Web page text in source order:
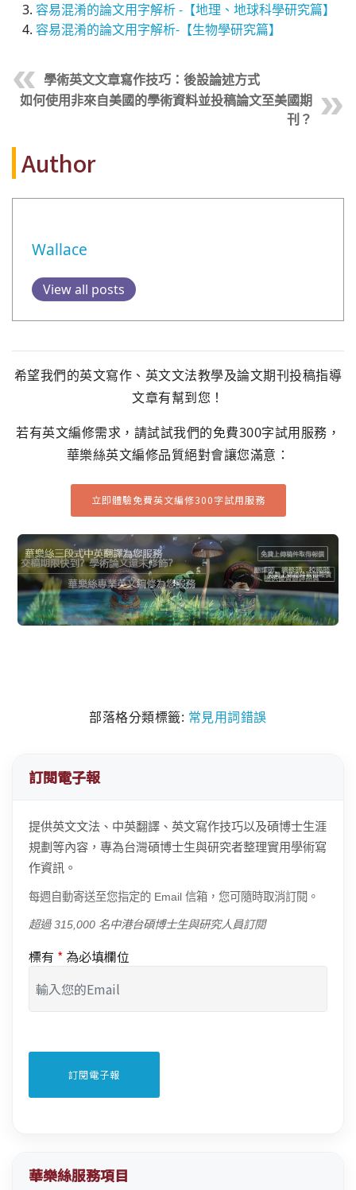
容易混淆的論文用字解析 -【地理、地球科學研究篇】
容易混淆的論文用字解析-【生物學研究篇】
學術英文文章寫作技巧：後設論述方式
如何使用非來自美國的學術資料並投稿論文至美國期
刊？
Author
Wallace
View all posts
希望我們的英文寫作、英文文法教學及論文期刊投稿指導
文章有幫到您！
若有英文編修需求，請試試我們的免費300字試用服務，
華樂絲英文編修品質絕對會讓您滿意：
立即體驗免費英文編修300字試用服務
部落格分類標籤: 常見用詞錯誤
訂閱電子報
提供英文文法、中英翻譯、英文寫作技巧以及碩博士生涯
規劃等內容，專為台灣碩博士生與研究者整理實用學術寫
作資訊。
每週自動寄送至您指定的 Email 信箱，您可隨時取消訂閱。
超過 315,000 名中港台碩博士生與研究人員訂閱
標有 * 為必填欄位
華樂絲服務項目